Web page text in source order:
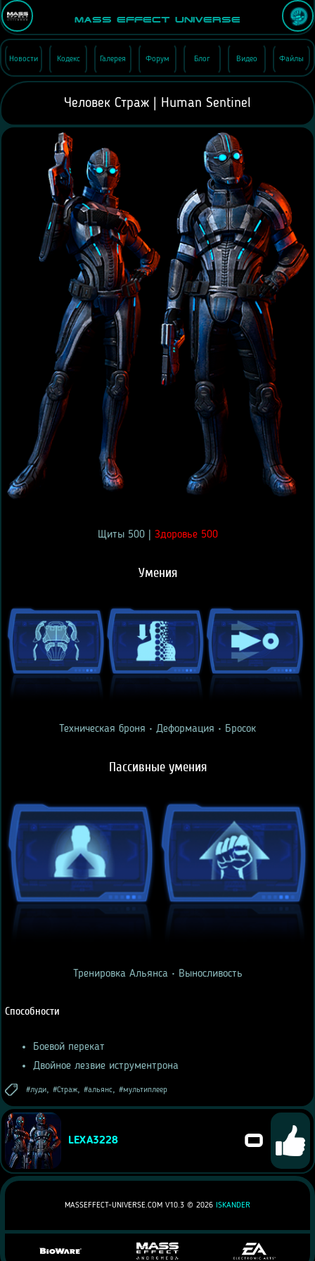
Mass Effect Universe
Новости Кодекс Галерея Форум Блог Видео Файлы
Человек Страж | Human Sentinel
Щиты 500 | Здоровье 500
Умения
Техническая броня • Деформация • Бросок
Пассивные умения
Тренировка Альянса • Выносливость
Способности
Боевой перекат
Двойное лезвие иструментрона
луди, Страж, альянс, мультиплеер
LEXA3228 0
MASSEFFECT-UNIVERSE.COM V10.3 © 2026 ISKANDER